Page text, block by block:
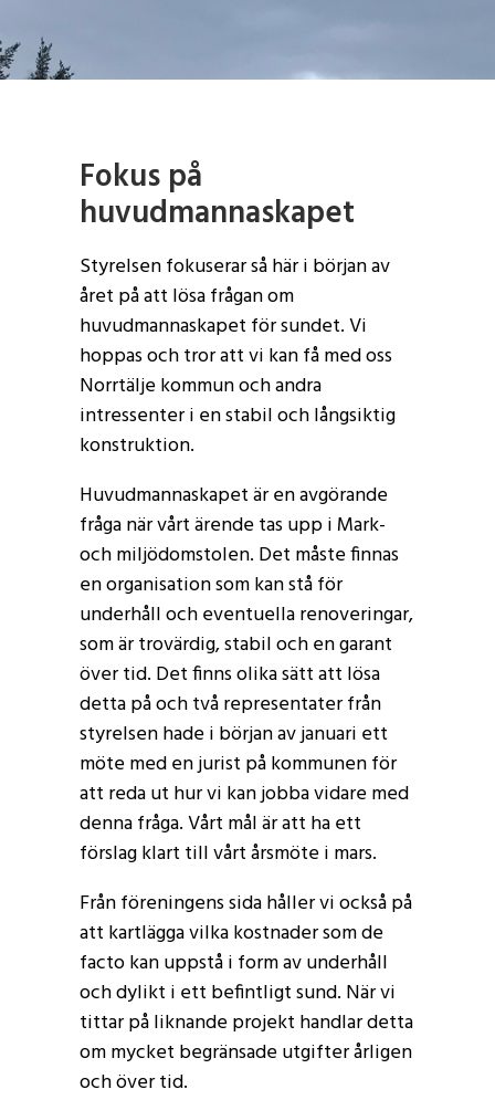
Fokus på
huvudmannaskapet
Styrelsen fokuserar så här i början av
året på att lösa frågan om
huvudmannaskapet för sundet. Vi
hoppas och tror att vi kan få med oss
Norrtälje kommun och andra
intressenter i en stabil och långsiktig
konstruktion.
Huvudmannaskapet är en avgörande
fråga när vårt ärende tas upp i Mark-
och miljödomstolen. Det måste finnas
en organisation som kan stå för
underhåll och eventuella renoveringar,
som är trovärdig, stabil och en garant
över tid. Det finns olika sätt att lösa
detta på och två representater från
styrelsen hade i början av januari ett
möte med en jurist på kommunen för
att reda ut hur vi kan jobba vidare med
denna fråga. Vårt mål är att ha ett
förslag klart till vårt årsmöte i mars.
Från föreningens sida håller vi också på
att kartlägga vilka kostnader som de
facto kan uppstå i form av underhåll
och dylikt i ett befintligt sund. När vi
tittar på liknande projekt handlar detta
om mycket begränsade utgifter årligen
och över tid.